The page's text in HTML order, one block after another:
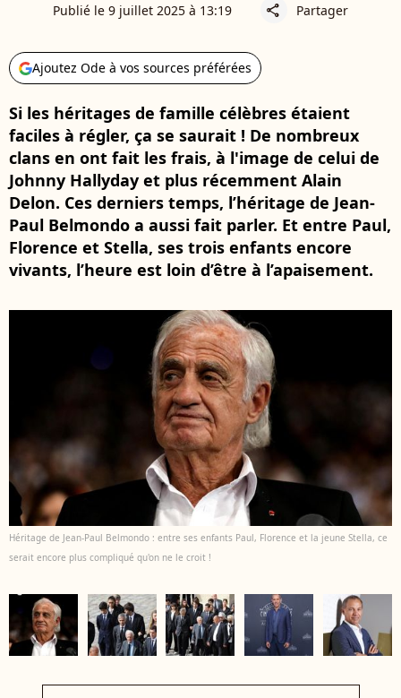
Publié le 9 juillet 2025 à 13:19 share Partager
Ajoutez Ode à vos sources préférées
Si les héritages de famille célèbres étaient
faciles à régler, ça se saurait ! De nombreux
clans en ont fait les frais, à l'image de celui de
Johnny Hallyday et plus récemment Alain
Delon. Ces derniers temps, l’héritage de Jean-
Paul Belmondo a aussi fait parler. Et entre Paul,
Florence et Stella, ses trois enfants encore
vivants, l’heure est loin d’être à l’apaisement.
Héritage de Jean-Paul Belmondo : entre ses enfants Paul, Florence et la jeune Stella, ce
serait encore plus compliqué qu'on ne le croit !